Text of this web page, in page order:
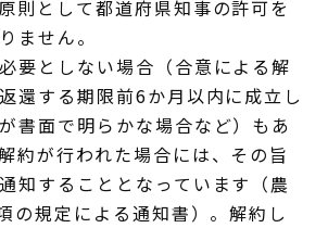
則として都道府県知事の許可を
ません。
要としない場合（合意による解
還する期限前6か月以内に成立し
書面で明らかな場合など）もあ
約が行われた場合には、その旨
知することとなっています（農
の規定による通知書）。解約し